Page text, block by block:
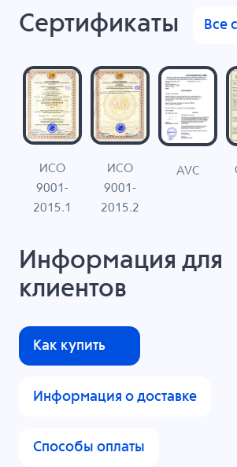
Сертификаты Все
ИСО
9001-
2015.1
ИСО
9001-
2015.2
AVC
Информация для
клиентов
Как купить
Информация о доставке
Способы оплаты